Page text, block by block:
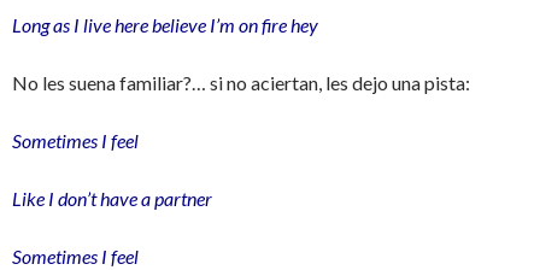
Long as I live here believe I’m on fire hey
No les suena familiar?… si no aciertan, les dejo una pista:
Sometimes I feel
Like I don’t have a partner
Sometimes I feel